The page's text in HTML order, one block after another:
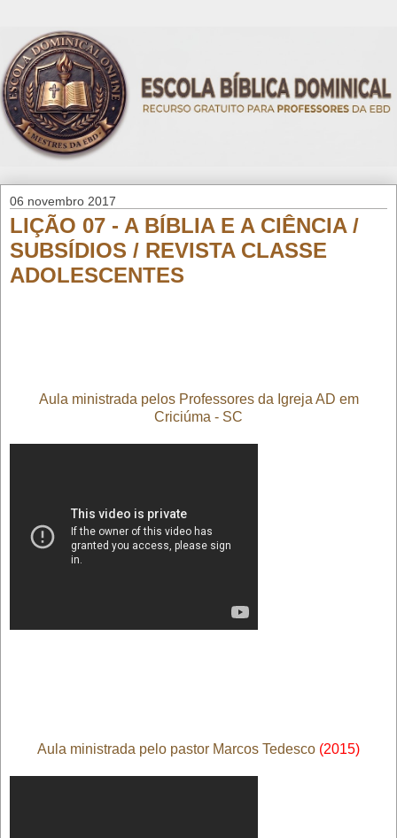
06 novembro 2017
LIÇÃO 07 - A BÍBLIA E A CIÊNCIA /
SUBSÍDIOS / REVISTA CLASSE
ADOLESCENTES
Aula ministrada pelos Professores da Igreja AD em
Criciúma - SC
Aula ministrada pelo pastor Marcos Tedesco (2015)